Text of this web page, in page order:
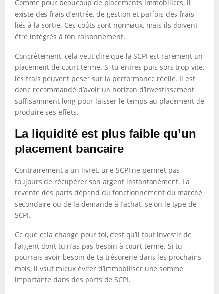
Comme pour beaucoup de placements immobiliers, il
existe des frais d’entrée, de gestion et parfois des frais
liés à la sortie. Ces coûts sont normaux, mais ils doivent
être intégrés à ton raisonnement.
Concrètement, cela veut dire que la SCPI est rarement un
placement de court terme. Si tu entres puis sors trop vite,
les frais peuvent peser sur la performance réelle. Il est
donc recommandé d’avoir un horizon d’investissement
suffisamment long pour laisser le temps au placement de
produire ses effets.
La liquidité est plus faible qu’un
placement bancaire
Contrairement à un livret, une SCPI ne permet pas
toujours de récupérer son argent instantanément. La
revente des parts dépend du fonctionnement du marché
secondaire ou de la demande à l’achat, selon le type de
SCPI.
Ce que cela change pour toi, c’est qu’il faut investir de
l’argent dont tu n’as pas besoin à court terme. Si tu
pourrais avoir besoin de ta trésorerie dans les prochains
mois, il vaut mieux éviter d’immobiliser une somme
importante dans des parts de SCPI.